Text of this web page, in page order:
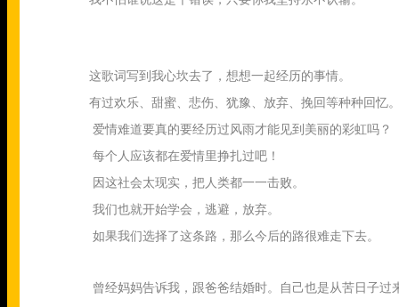
这歌词写到我心坎去了，想想一起经历的事情。
有过欢乐、甜蜜、悲伤、犹豫、放弃、挽回等种种回忆
爱情难道要真的要经历过风雨才能见到美丽的彩虹吗？
每个人应该都在爱情里挣扎过吧！
因这社会太现实，把人类都一一击败。
我们也就开始学会，逃避，放弃。
如果我们选择了这条路，那么今后的路很难走下去。
曾经妈妈告诉我，跟爸爸结婚时。自己也是从苦日子过